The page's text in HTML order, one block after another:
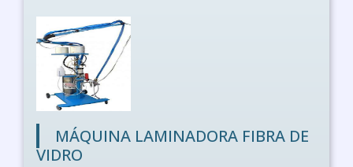
MÁQUINA LAMINADORA FIBRA DE
VIDRO